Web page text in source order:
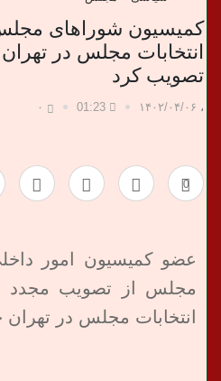
کمیسیون شوراهای
انتخابات مجلس در
تصویب کرد
، ۱۴۰۲/۰۴/۰۶ 01:23 ۰
0
عضو کمیسیون امور
مجلس از تصویب مجدد
انتخابات مجلس در تهران